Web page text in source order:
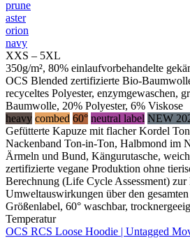
prune
aster
orion
navy
XXS – 5XL
350g/m², 80% einlaufvorbehandelte
OCS Blended zertifizierte Bio-
recyceltes Polyester, enzymgewaschen,
Baumwolle, 20% Polyester, 6% Viskose
heavy combed 60° neutral label NEW
Gefütterte Kapuze mit flacher Kordel
Nackenband Ton-in-Ton, Halbmond im
Ärmeln und Bund, Kängurutasche,
zertifizierte vegane Produktion ohne
Berechnung (Life Cycle Assessment)
Umweltauswirkungen über den
Größenlabel, 60° waschbar,
Temperatur
OCS RCS Loose Hoodie | Untagged